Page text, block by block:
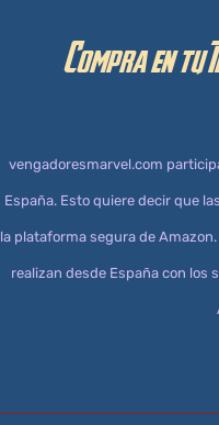
Compra en tu
vengadoresmarvel.com
España. Esto quiere decir que
la plataforma segura de
realizan desde España con los